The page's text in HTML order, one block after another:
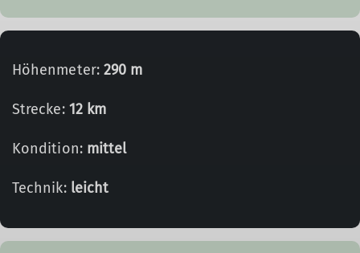
Höhenmeter: 290 m
Strecke: 12 km
Kondition: mittel
Technik: leicht